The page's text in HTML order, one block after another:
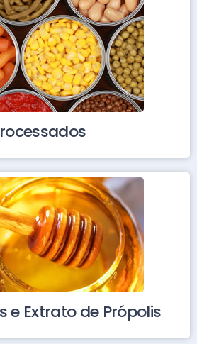
e Extrato de Própolis